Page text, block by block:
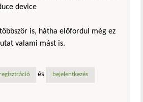
device
is, hátha előfordul még ez
valami mást is.
és bejelentkezés